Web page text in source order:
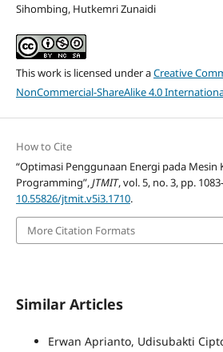
Sihombing, Hutkemri Zunaidi
This work is licensed under aCreative
NonCommercial-ShareAlike 4.0
How to Cite
“Optimasi Penggunaan Energi pada
Programming”,JTMIT, vol. 5, no. 3, pp.
10.55826/jtmit.v5i3.1710.
More Citation Formats
Similar Articles
Erwan Aprianto, Udisubakti